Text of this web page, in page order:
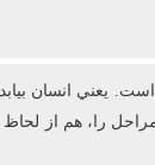
يعني انسان بيابد
را، هم از